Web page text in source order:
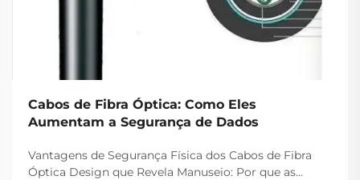
Cabos de Fibra Óptica: Como Eles
Aumentam a Segurança de Dados
Vantagens de Segurança Física dos Cabos de Fibra
Óptica Design que Revela Manuseio: Por que as